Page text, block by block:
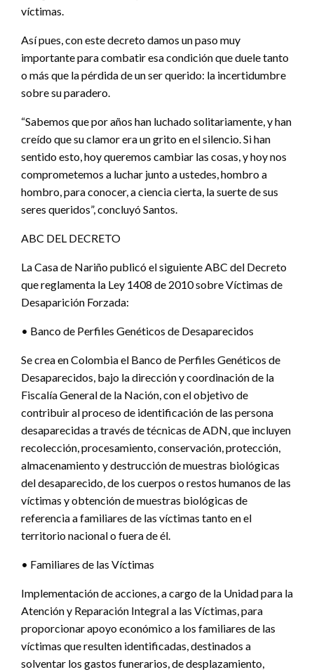
víctimas.
Así pues, con este decreto damos un paso muy
importante para combatir esa condición que duele tanto
o más que la pérdida de un ser querido: la incertidumbre
sobre su paradero.
“Sabemos que por años han luchado solitariamente, y han
creído que su clamor era un grito en el silencio. Si han
sentido esto, hoy queremos cambiar las cosas, y hoy nos
comprometemos a luchar junto a ustedes, hombro a
hombro, para conocer, a ciencia cierta, la suerte de sus
seres queridos”, concluyó Santos.
ABC DEL DECRETO
La Casa de Nariño publicó el siguiente ABC del Decreto
que reglamenta la Ley 1408 de 2010 sobre Víctimas de
Desaparición Forzada:
• Banco de Perfiles Genéticos de Desaparecidos
Se crea en Colombia el Banco de Perfiles Genéticos de
Desaparecidos, bajo la dirección y coordinación de la
Fiscalía General de la Nación, con el objetivo de
contribuir al proceso de identificación de las persona
desaparecidas a través de técnicas de ADN, que incluyen
recolección, procesamiento, conservación, protección,
almacenamiento y destrucción de muestras biológicas
del desaparecido, de los cuerpos o restos humanos de las
víctimas y obtención de muestras biológicas de
referencia a familiares de las víctimas tanto en el
territorio nacional o fuera de él.
• Familiares de las Víctimas
Implementación de acciones, a cargo de la Unidad para la
Atención y Reparación Integral a las Víctimas, para
proporcionar apoyo económico a los familiares de las
víctimas que resulten identificadas, destinados a
solventar los gastos funerarios, de desplazamiento,